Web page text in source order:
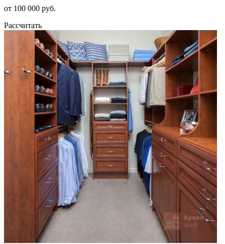
от 100 000 руб.
Рассчитать